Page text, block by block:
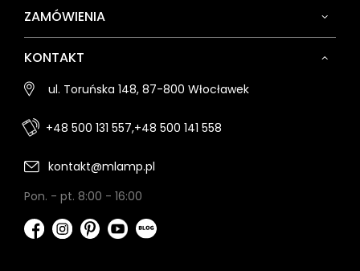
ZAMÓWIENIA
KONTAKT
ul. Toruńska 148, 87-800 Włocławek
+48 500 131 557,+48 500 141 558
kontakt@mlamp.pl
Pon. - pt. 8:00 - 16:00